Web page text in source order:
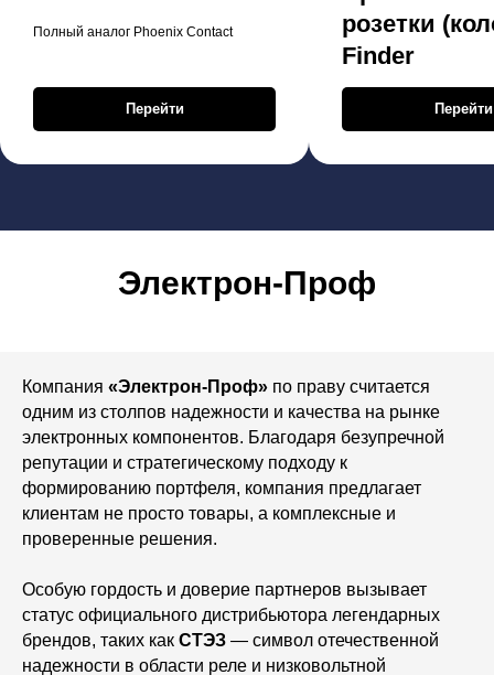
Полный аналог Phoenix Contact
Перейти
розетки
Finder
Перейти
Электрон-Проф
Компания «Электрон-Проф» по праву считается
одним из столпов надежности и качества на рынке
электронных компонентов. Благодаря безупречной
репутации и стратегическому подходу к
формированию портфеля, компания предлагает
клиентам не просто товары, а комплексные и
проверенные решения.
Особую гордость и доверие партнеров вызывает
статус официального дистрибьютора легендарных
брендов, таких как СТЭЗ — символ отечественной
надежности в области реле и низковольтной